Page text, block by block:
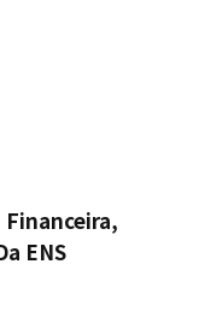
Financeira,
ENS